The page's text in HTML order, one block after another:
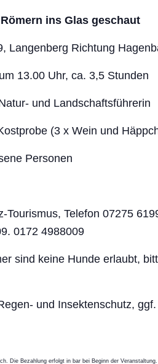
ins Glas geschaut
Langenberg Richtung
13.00 Uhr, ca. 3,5 Stunden
und Landschaftsführerin
(3 x Wein und
Personen
Tourismus, Telefon 07275
0172 4988009
sind keine Hunde erlaubt,
und Insektenschutz,
Die Bezahlung erfolgt in bar bei Beginn der